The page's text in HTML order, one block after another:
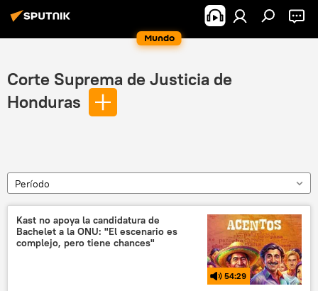
Mundo
Corte Suprema de Justicia de
Honduras
Período
Kast no apoya la candidatura de
Bachelet a la ONU: "El escenario es
complejo, pero tiene chances"
54:29